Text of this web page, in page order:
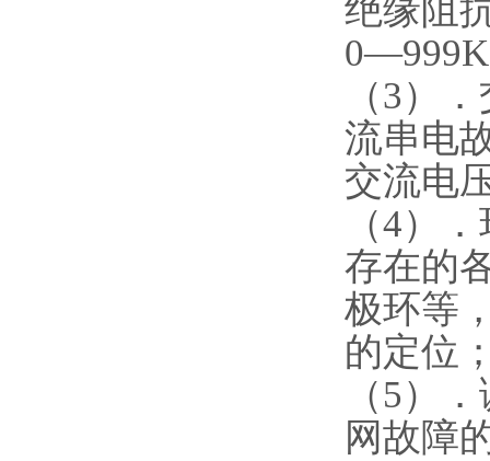
绝缘阻
（3）
流串电
交流电
（4）
存在的
极环等
的定位
（5）
网故障